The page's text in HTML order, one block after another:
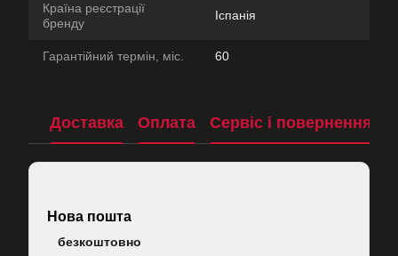
Країна реєстрації
бренду
Іспанія
Гарантійний термін, міс. 60
Доставка Оплата Сервіс і повернення
Нова пошта
безкоштовно